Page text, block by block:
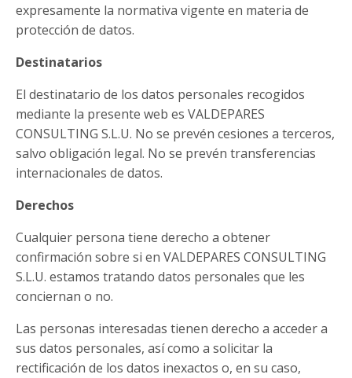
expresamente la normativa vigente en materia de
protección de datos.
Destinatarios
El destinatario de los datos personales recogidos
mediante la presente web es VALDEPARES
CONSULTING S.L.U. No se prevén cesiones a terceros,
salvo obligación legal. No se prevén transferencias
internacionales de datos.
Derechos
Cualquier persona tiene derecho a obtener
confirmación sobre si en VALDEPARES CONSULTING
S.L.U. estamos tratando datos personales que les
conciernan o no.
Las personas interesadas tienen derecho a acceder a
sus datos personales, así como a solicitar la
rectificación de los datos inexactos o, en su caso,